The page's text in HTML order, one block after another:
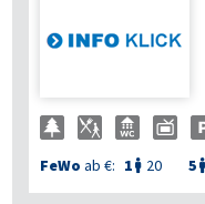
FeWo ab €: 1  20 5 